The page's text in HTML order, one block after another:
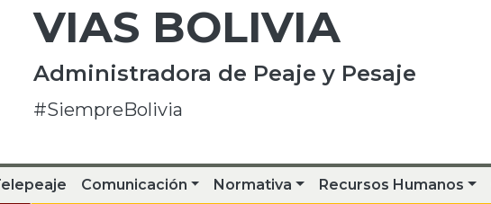
VIAS BOLIVIA
Administradora de Peaje y Pesaje
#SiempreBolivia
Comunicación Normativa Recursos Humanos